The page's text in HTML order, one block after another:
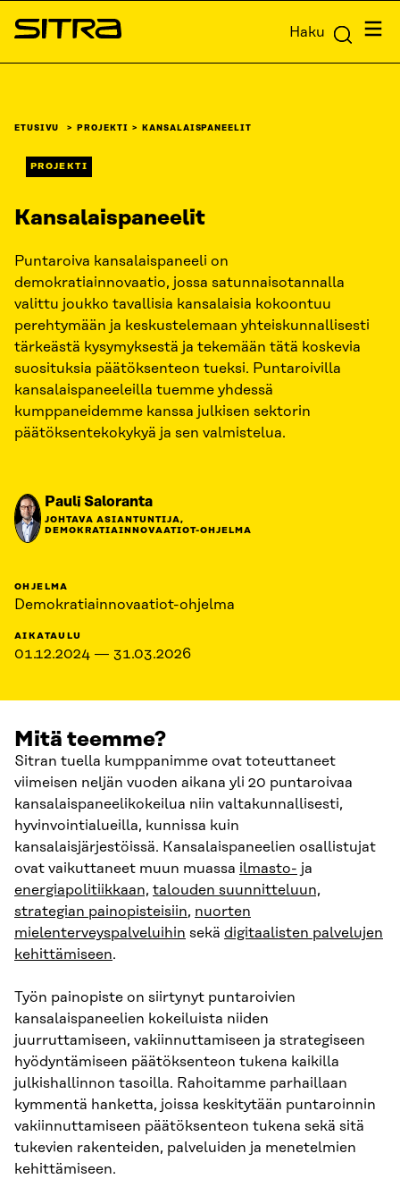
Siirry
suoraan
Sitra Haku
ETUSIVU PROJEKTI KANSALAISPANEELIT
PROJEKTI
Kansalaispaneelit
Puntaroiva kansalaispaneeli on
demokratiainnovaatio, jossa satunnaisotannalla
valittu joukko tavallisia kansalaisia kokoontuu
perehtymään ja keskustelemaan yhteiskunnallisesti
tärkeästä kysymyksestä ja tekemään tätä koskevia
suosituksia päätöksenteon tueksi. Puntaroivilla
kansalaispaneeleilla tuemme yhdessä
kumppaneidemme kanssa julkisen sektorin
päätöksentekokykyä ja sen valmistelua.
Pauli Saloranta
JOHTAVA ASIANTUNTIJA,
DEMOKRATIAINNOVAATIOT-OHJELMA
OHJELMA
Demokratiainnovaatiot-ohjelma
AIKATAULU
01.12.2024 — 31.03.2026
Mitä teemme?
Sitran tuella kumppanimme ovat toteuttaneet
viimeisen neljän vuoden aikana yli 20 puntaroivaa
kansalaispaneelikokeilua niin valtakunnallisesti,
hyvinvointialueilla, kunnissa kuin
kansalaisjärjestöissä. Kansalaispaneelien osallistujat
ovat vaikuttaneet muun muassa ilmasto- ja
energiapolitiikkaan, talouden suunnitteluun,
strategian painopisteisiin, nuorten
mielenterveyspalveluihin sekä digitaalisten palvelujen
kehittämiseen.
Työn painopiste on siirtynyt puntaroivien
kansalaispaneelien kokeiluista niiden
juurruttamiseen, vakiinnuttamiseen ja strategiseen
hyödyntämiseen päätöksenteon tukena kaikilla
julkishallinnon tasoilla. Rahoitamme parhaillaan
kymmentä hanketta, joissa keskitytään puntaroinnin
vakiinnuttamiseen päätöksenteon tukena sekä sitä
tukevien rakenteiden, palveluiden ja menetelmien
kehittämiseen.